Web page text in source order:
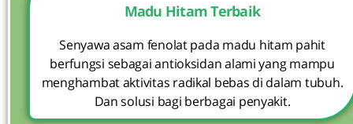
Madu Hitam Terbaik
Senyawa asam fenolat pada madu hitam pahit
berfungsi sebagai antioksidan alami yang mampu
menghambat aktivitas radikal bebas di dalam tubuh.
Dan solusi bagi berbagai penyakit.